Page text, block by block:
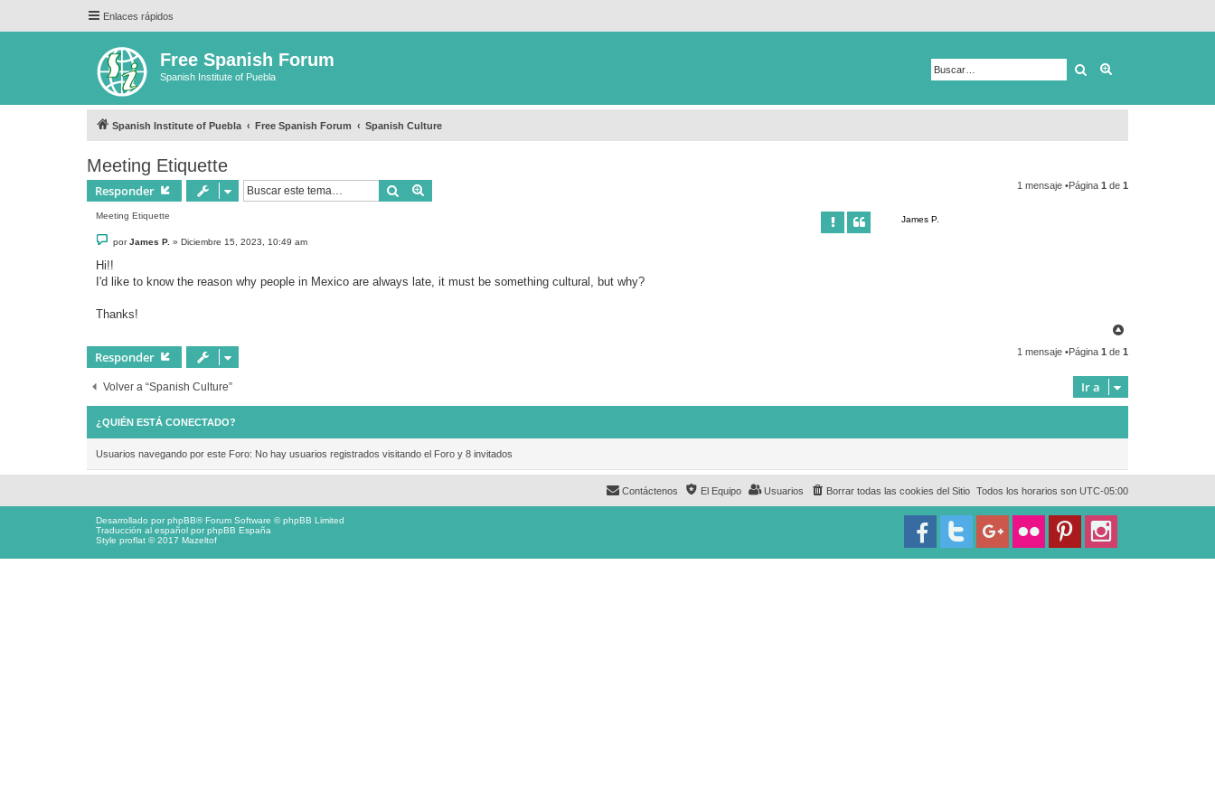
Enlaces rápidos
Free Spanish Forum
Spanish Institute of Puebla Buscar
Spanish Institute of Puebla Free Spanish Forum Spanish Culture
Meeting Etiquette
Responder Buscar 1 mensaje •Página 1 de 1
James P.
Meeting Etiquette
e
n
s
a
porJames P. » Diciembre 15, 2023, 10:49 am
Hi!!
I'd like to know the reason why people in Mexico are always late, it must be something cultural, but why?
Thanks!
r
b
Responder 1 mensaje •Página 1 de 1
Volver a “Spanish Culture” Ir a
¿QUIÉN ESTÁ CONECTADO?
Usuarios navegando por este Foro: No hay usuarios registrados visitando el Foro y 8 invitados
Todos los horarios son UTC-05:00
Borrar todas las cookies del Sitio
Usuarios
El Equipo
Contáctenos
Desarrollado porphpBB® Forum Software © phpBB Limited
Traducción al español porphpBB España
Style proflat © 2017 Mazeltof